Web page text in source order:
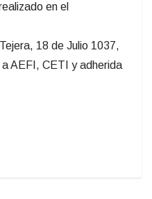
en el
18 de Julio 1037,
AEFI, CETI y adherida